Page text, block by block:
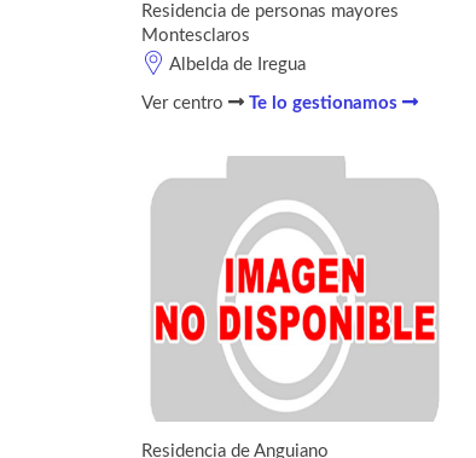
Residencia de personas mayores
Montesclaros
Albelda de Iregua
Ver centro Te lo gestionamos
Residencia de Anguiano